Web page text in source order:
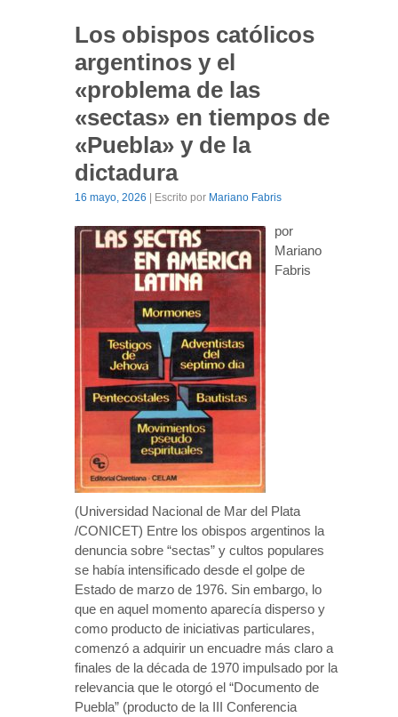
Los obispos católicos
argentinos y el
«problema de las
«sectas» en tiempos de
«Puebla» y de la
dictadura
16 mayo, 2026 | Escrito por Mariano Fabris
por
Mariano
Fabris
(Universidad Nacional de Mar del Plata
/CONICET) Entre los obispos argentinos la
denuncia sobre “sectas” y cultos populares
se había intensificado desde el golpe de
Estado de marzo de 1976. Sin embargo, lo
que en aquel momento aparecía disperso y
como producto de iniciativas particulares,
comenzó a adquirir un encuadre más claro a
finales de la década de 1970 impulsado por la
relevancia que le otorgó el “Documento de
Puebla” (producto de la III Conferencia